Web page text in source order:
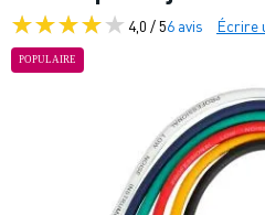
4,0 / 56 avis Écrire
POPULAIRE